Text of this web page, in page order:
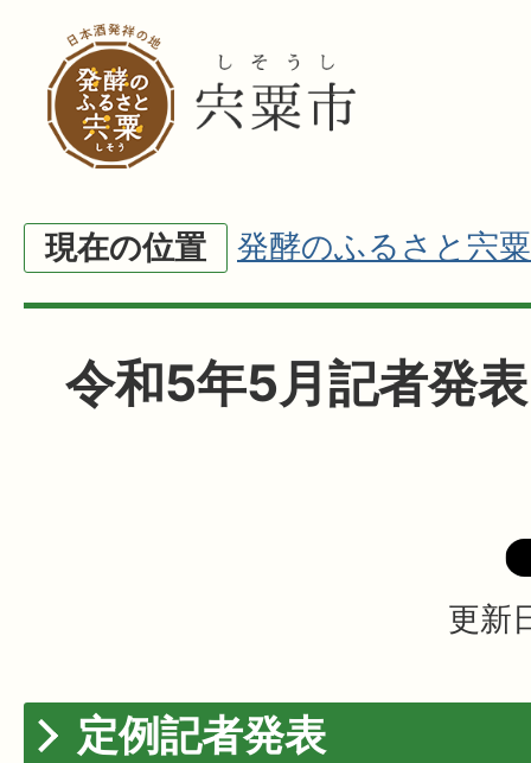
現在の位置 発酵のふるさと宍粟
令和5年5月記者発表
更新
定例記者発表